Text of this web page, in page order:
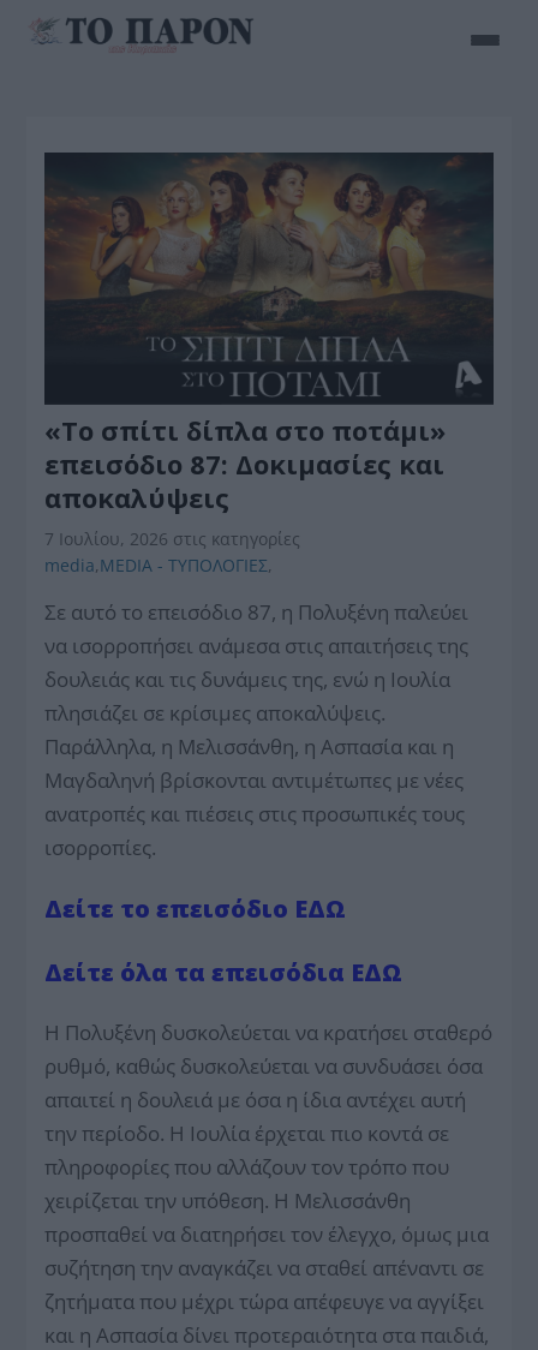
«Το σπίτι δίπλα στο ποτάμι»
επεισόδιο 87: Δοκιμασίες και
αποκαλύψεις
7 Ιουλίου, 2026 στις κατηγορίες
media,MEDIA - ΤΥΠΟΛΟΓΙΕΣ,
Σε αυτό το επεισόδιο 87, η Πολυξένη παλεύει
να ισορροπήσει ανάμεσα στις απαιτήσεις της
δουλειάς και τις δυνάμεις της, ενώ η Ιουλία
πλησιάζει σε κρίσιμες αποκαλύψεις.
Παράλληλα, η Μελισσάνθη, η Ασπασία και η
Μαγδαληνή βρίσκονται αντιμέτωπες με νέες
ανατροπές και πιέσεις στις προσωπικές τους
ισορροπίες.
Δείτε το επεισόδιο ΕΔΩ
Δείτε όλα τα επεισόδια ΕΔΩ
Η Πολυξένη δυσκολεύεται να κρατήσει σταθερό
ρυθμό, καθώς δυσκολεύεται να συνδυάσει όσα
απαιτεί η δουλειά με όσα η ίδια αντέχει αυτή
την περίοδο. Η Ιουλία έρχεται πιο κοντά σε
πληροφορίες που αλλάζουν τον τρόπο που
χειρίζεται την υπόθεση. Η Μελισσάνθη
προσπαθεί να διατηρήσει τον έλεγχο, όμως μια
συζήτηση την αναγκάζει να σταθεί απέναντι σε
ζητήματα που μέχρι τώρα απέφευγε να αγγίξει
και η Ασπασία δίνει προτεραιότητα στα παιδιά,